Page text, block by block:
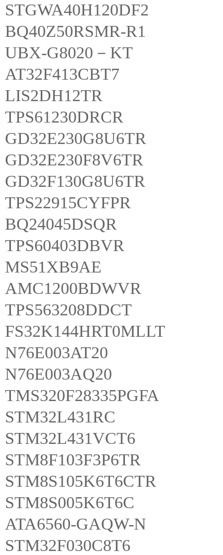
STGWA40H120DF2
BQ40Z50RSMR-R1
UBX-G8020－KT
AT32F413CBT7
LIS2DH12TR
TPS61230DRCR
GD32E230G8U6TR
GD32E230F8V6TR
GD32F130G8U6TR
TPS22915CYFPR
BQ24045DSQR
TPS60403DBVR
MS51XB9AE
AMC1200BDWVR
TPS563208DDCT
FS32K144HRT0MLLT
N76E003AT20
N76E003AQ20
TMS320F28335PGFA
STM32L431RC
STM32L431VCT6
STM8F103F3P6TR
STM8S105K6T6CTR
STM8S005K6T6C
ATA6560-GAQW-N
STM32F030C8T6